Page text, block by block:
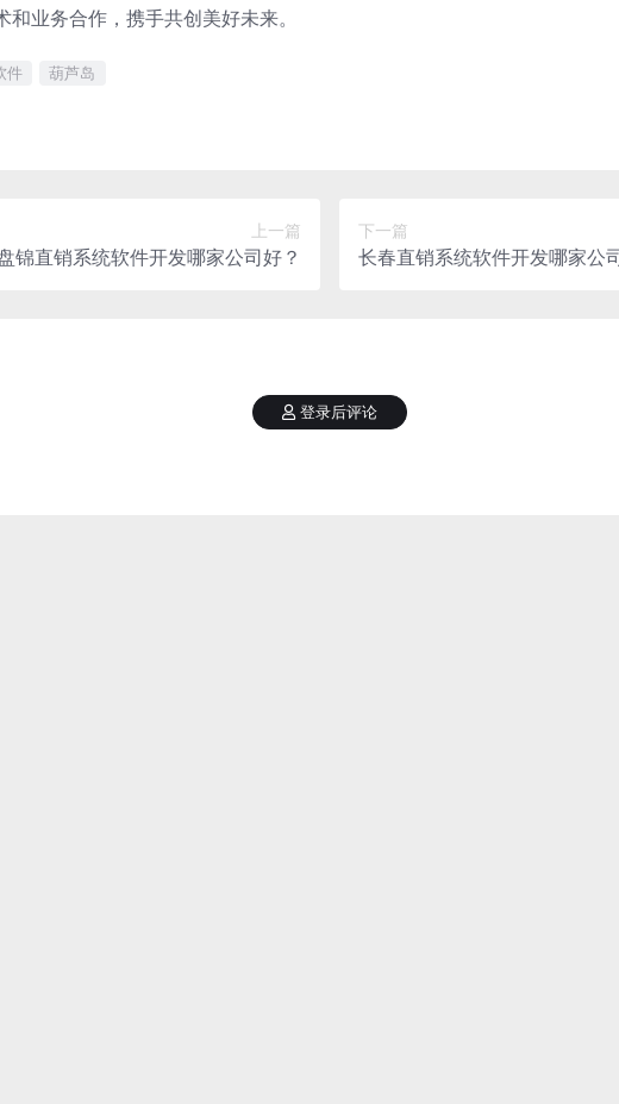
业务合作，携手共创美好未来。
件 葫芦岛
上一篇
锦直销系统软件开发哪家公司好？
下一篇
长春直销系统软件开发哪家公
登录后评论